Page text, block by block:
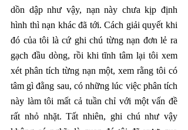
dồn dập như vậy, nạn này chưa kịp định
hình thì nạn khác đã tới. Cách giải quyết khi
đó của tôi là cứ ghi chú từng nạn đơn lẻ ra
gạch đầu dòng, rồi khi tĩnh tâm lại tôi xem
xét phân tích từng nạn một, xem rằng tôi có
tâm gì đằng sau, có những lúc việc phân tích
này làm tôi mất cả tuần chỉ với một vấn đề
rất nhỏ nhặt. Tất nhiên, ghi chú như vậy